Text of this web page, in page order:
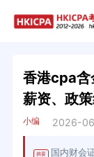
香港cpa含
薪资、政
小编 2026-
摘要
国内财会